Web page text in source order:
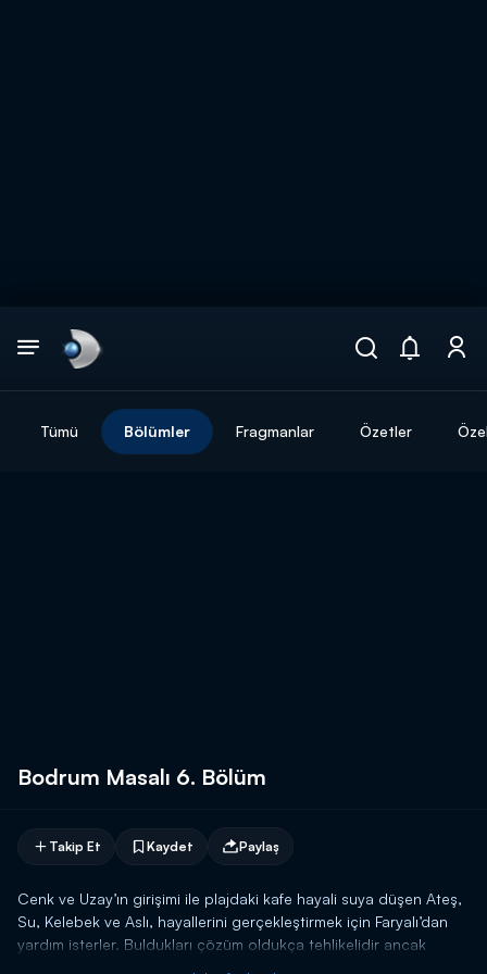
Tümü Bölümler Fragmanlar Özetler
Bodrum Masalı 6. Bölüm
Takip Et Kaydet Paylaş
Cenk ve Uzay’ın girişimi ile plajdaki kafe hayali suya düşen Ateş,
Su, Kelebek ve Aslı, hayallerini gerçekleştirmek için Faryalı’dan
yardım isterler. Buldukları çözüm oldukça tehlikelidir ancak